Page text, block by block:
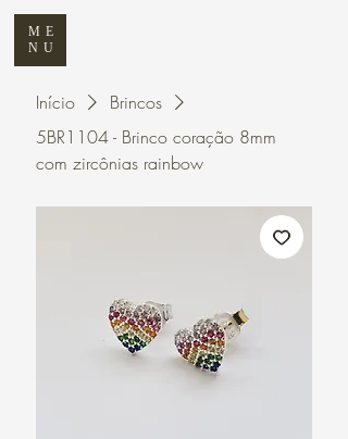
ME
NU
Início
Brincos
5BR1104 - Brinco coração 8mm
com zircônias rainbow